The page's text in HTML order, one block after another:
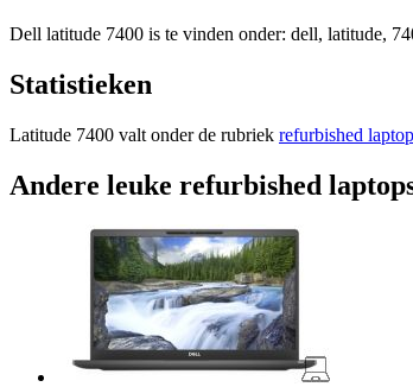
Dell latitude 7400 is te vinden onder: dell, latitude,
Statistieken
Latitude 7400 valt onder de rubriek refurbished
Andere leuke refurbished